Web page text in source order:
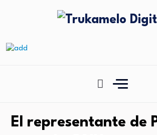
El representante de